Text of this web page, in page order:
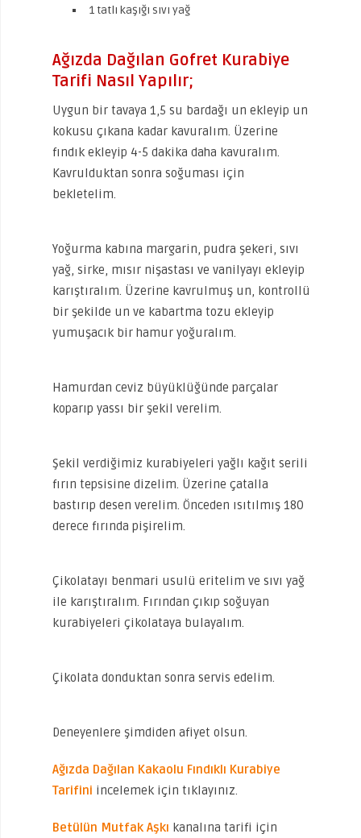
1 tatlı kaşığı sıvı yağ
Ağızda Dağılan Gofret Kurabiye
Tarifi Nasıl Yapılır;
Uygun bir tavaya 1,5 su bardağı un ekleyip un
kokusu çıkana kadar kavuralım. Üzerine
fındık ekleyip 4-5 dakika daha kavuralım.
Kavrulduktan sonra soğuması için
bekletelim.
Yoğurma kabına margarin, pudra şekeri, sıvı
yağ, sirke, mısır nişastası ve vanilyayı ekleyip
karıştıralım. Üzerine kavrulmuş un, kontrollü
bir şekilde un ve kabartma tozu ekleyip
yumuşacık bir hamur yoğuralım.
Hamurdan ceviz büyüklüğünde parçalar
koparıp yassı bir şekil verelim.
Şekil verdiğimiz kurabiyeleri yağlı kağıt serili
fırın tepsisine dizelim. Üzerine çatalla
bastırıp desen verelim. Önceden ısıtılmış 180
derece fırında pişirelim.
Çikolatayı benmari usulü eritelim ve sıvı yağ
ile karıştıralım. Fırından çıkıp soğuyan
kurabiyeleri çikolataya bulayalım.
Çikolata donduktan sonra servis edelim.
Deneyenlere şimdiden afiyet olsun.
Ağızda Dağılan Kakaolu Fındıklı Kurabiye
Tarifini incelemek için tıklayınız.
Betülün Mutfak Aşkı kanalına tarifi için